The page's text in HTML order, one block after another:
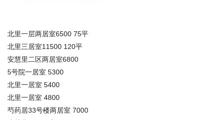
北里一层两居室6500 75平
北里三居室11500 120平
安慧里二区两居室6800
5号院一居室 5300
北里一居室 5400
北里一居室 4800
芍药居33号楼两居室 7000